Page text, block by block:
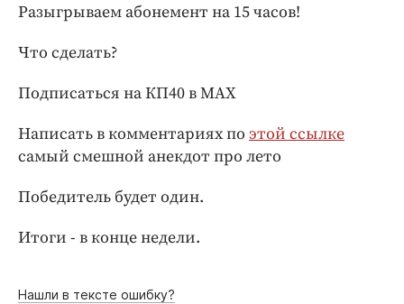
Разыгрываем абонемент на 15 часов!
Что сделать?
Подписаться на КП40 в MAX
Написать в комментариях по этой ссылке
самый смешной анекдот про лето
Победитель будет один.
Итоги - в конце недели.
Нашли в тексте ошибку?